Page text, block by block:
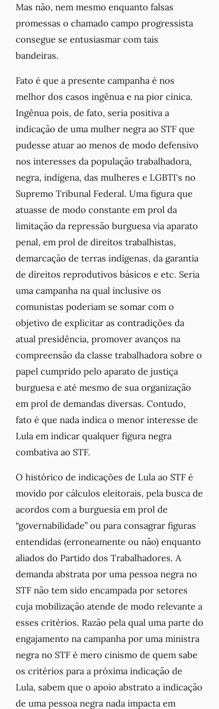
Mas não, nem mesmo enquanto falsas
promessas o chamado campo progressista
consegue se entusiasmar com tais
bandeiras.
Fato é que a presente campanha é nos
melhor dos casos ingênua e na pior cínica.
Ingênua pois, de fato, seria positiva a
indicação de uma mulher negra ao STF que
pudesse atuar ao menos de modo defensivo
nos interesses da população trabalhadora,
negra, indígena, das mulheres e LGBTI's no
Supremo Tribunal Federal. Uma figura que
atuasse de modo constante em prol da
limitação da repressão burguesa via aparato
penal, em prol de direitos trabalhistas,
demarcação de terras indígenas, da garantia
de direitos reprodutivos básicos e etc. Seria
uma campanha na qual inclusive os
comunistas poderiam se somar com o
objetivo de explicitar as contradições da
atual presidência, promover avanços na
compreensão da classe trabalhadora sobre o
papel cumprido pelo aparato de justiça
burguesa e até mesmo de sua organização
em prol de demandas diversas. Contudo,
fato é que nada indica o menor interesse de
Lula em indicar qualquer figura negra
combativa ao STF.
O histórico de indicações de Lula ao STF é
movido por cálculos eleitorais, pela busca de
acordos com a burguesia em prol de
“governabilidade” ou para consagrar figuras
entendidas (erroneamente ou não) enquanto
aliados do Partido dos Trabalhadores. A
demanda abstrata por uma pessoa negra no
STF não tem sido encampada por setores
cuja mobilização atende de modo relevante a
esses critérios. Razão pela qual uma parte do
engajamento na campanha por uma ministra
negra no STF é mero cinismo de quem sabe
os critérios para a próxima indicação de
Lula, sabem que o apoio abstrato a indicação
de uma pessoa negra nada impacta em